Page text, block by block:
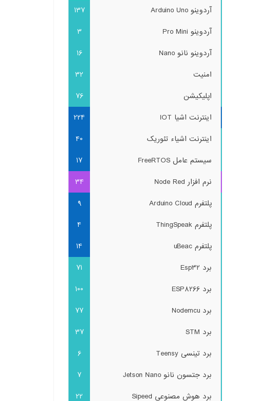
آردوینو Arduino Uno
137
آردوینو Pro Mini
3
آردوینو نانو Nano
16
امنیت
32
اپلیکیشن
76
اینترنت اشیا IOT
224
اینترنت اشیاء تئوریک
40
سیستم عامل FreeRTOS
17
نرم افزار Node Red
34
پلتفرم Arduino Cloud
9
پلتفرم ThingSpeak
4
پلتفرم uBeac
14
برد Esp32
71
برد ESP8266
100
برد Nodemcu
77
برد STM
37
برد تینسی Teensy
6
برد جتسون نانو Jetson Nano
7
برد هوش مصنوعی Sipeed
22